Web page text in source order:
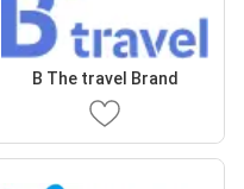
B The travel Brand